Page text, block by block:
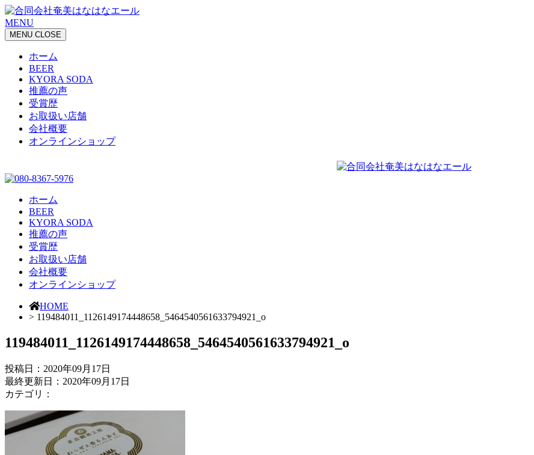
MENU
MENU CLOSE
ホーム
BEER
KYORA SODA
推薦の声
受賞歴
お取扱い店舗
会社概要
オンラインショップ
ホーム
BEER
KYORA SODA
推薦の声
受賞歴
お取扱い店舗
会社概要
オンラインショップ
HOME
> 119484011_1126149174448658_5464540561633794921_o
119484011_1126149174448658_5464540561633794921_o
投稿日： 2020年09月17日
最終更新日：2020年09月17日
カテゴリ：